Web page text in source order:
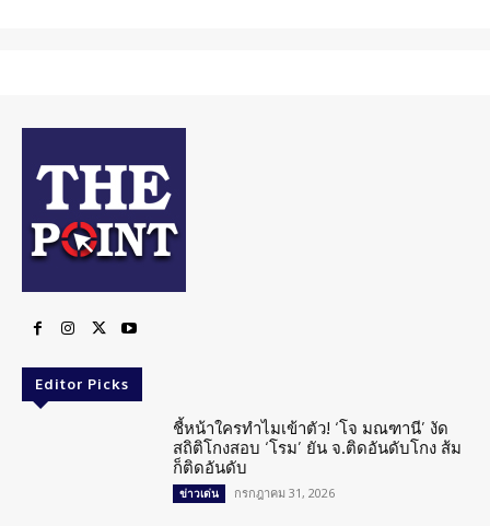
Editor Picks
ชี้หน้าใครทำไมเข้าตัว! ‘โจ มณฑานี’ งัด
สถิติโกงสอบ ‘โรม’ ยัน จ.ติดอันดับโกง ส้ม
ก็ติดอันดับ
ข่าวเด่น กรกฎาคม 31, 2026